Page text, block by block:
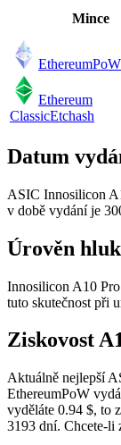
Mince
EthereumPoW
Ethereum
ClassicEtchash
Datum
ASIC Innosilicon
v době vydání je
Úrověn
Innosilicon A10
tuto skutečnost při
Ziskovost
Aktuálně nejlepší
EthereumPoW
vyděláte 0.94 $, to
3193 dní. Chcete-li